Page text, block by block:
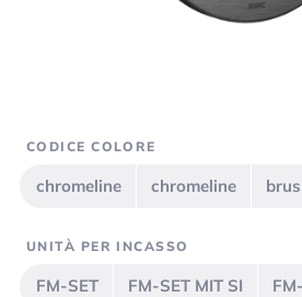
CODICE COLORE
chromeline chromeline
UNITÀ PER INCASSO
FM-SET FM-SET MIT SI